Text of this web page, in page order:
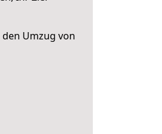
Umzug von